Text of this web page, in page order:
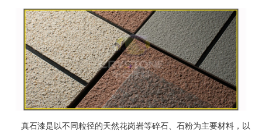
真石漆是以不同粒径的天然花岗岩等碎石、石粉为主要材料，以